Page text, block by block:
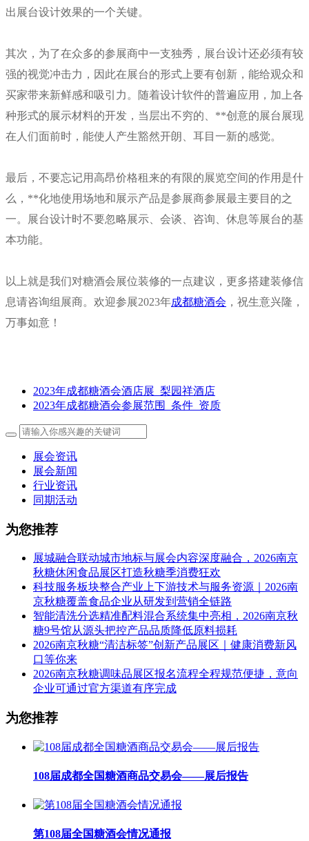
出展台设计效果的一个关键。
其次，为了在众多的参展商中一支独秀，展台设计还必须有较
强的视觉冲击力，因此在展台的形式上要有创新，能给观众和
买家带来新鲜感和吸引力。随着设计软件的普遍应用，加上各
种形式的展示材料的开发，当层出不穷的、**创意的展台展现
在人们面前时，能使人产生豁然开朗、耳目一新的感觉。
最后，不要忘记用高昂价格租来的有限的展览空间的作用是什
么，**化地使用场地和展示产品是参展商参展最主要目的之
一。展台设计时不要忽略展示、会谈、咨询、休息等展台的基
本功能。
以上就是我们对糖酒会展位装修的一点建议，更多搭建装修信
息请咨询组展商。欢迎参展2023年成都糖酒会 ，祝生意兴隆，
万事如意！
2023年成都糖酒会酒店展_梨园祥酒店
2023年成都糖酒会参展范围_条件_资质
展会资讯
展会新闻
行业资讯
同期活动
为您推荐
展城融合联动城市地标与展会内容深度融合，2026南京
秋糖休闲食品展区打造秋糖季消费狂欢
科技服务板块整合产业上下游技术与服务资源｜2026南
京秋糖覆盖食品企业从研发到营销全链路
智能清洗分选精准配料混合系统集中亮相，2026南京秋
糖9号馆从源头把控产品品质降低原料损耗
2026南京秋糖“清洁标签”创新产品展区｜健康消费新风
口等你来
2026南京秋糖调味品展区报名流程全程规范便捷，意向
企业可通过官方渠道有序完成
为您推荐
108届成都全国糖酒商品交易会——展后报告
第108届全国糖酒会情况通报